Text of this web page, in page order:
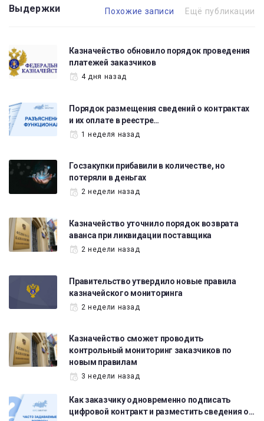
Выдержки Похожие записи Ещё публикации
Казначейство обновило порядок проведения
платежей заказчиков
4 дня назад
Порядок размещения сведений о контрактах
и их оплате в реестре…
1 неделя назад
Госзакупки прибавили в количестве, но
потеряли в деньгах
2 недели назад
Казначейство уточнило порядок возврата
аванса при ликвидации поставщика
2 недели назад
Правительство утвердило новые правила
казначейского мониторинга
2 недели назад
Казначейство сможет проводить
контрольный мониторинг заказчиков по
новым правилам
3 недели назад
Как заказчику одновременно подписать
цифровой контракт и разместить сведения о…